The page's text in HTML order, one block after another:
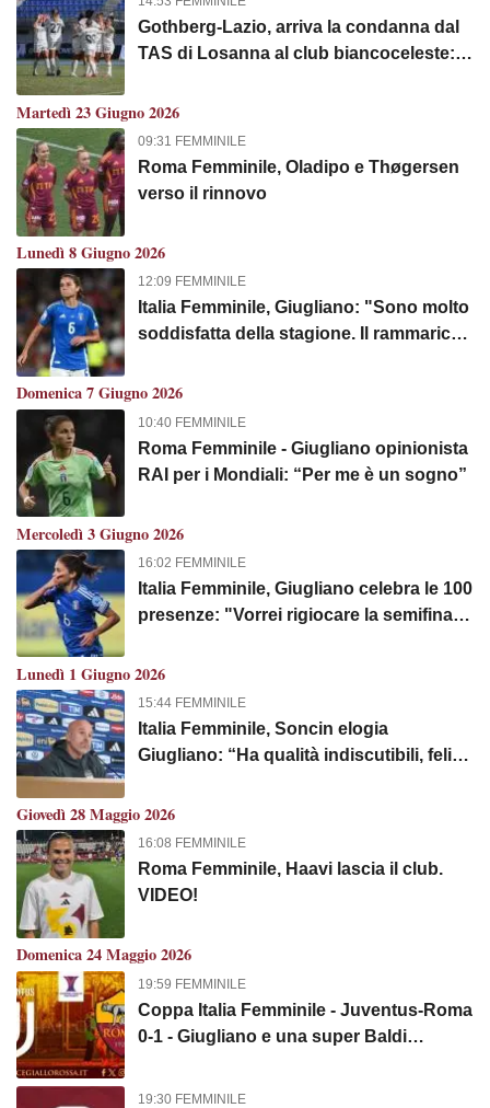
Gothberg-Lazio, arriva la condanna dal
TAS di Losanna al club biancoceleste:
Martedì 23 Giugno 2026
09:31 FEMMINILE
Roma Femminile, Oladipo e Thøgersen
verso il rinnovo
Lunedì 8 Giugno 2026
12:09 FEMMINILE
Italia Femminile, Giugliano: "Sono molto
soddisfatta della stagione. Il rammarico?
Domenica 7 Giugno 2026
10:40 FEMMINILE
Roma Femminile - Giugliano opinionista
RAI per i Mondiali: “Per me è un sogno”
Mercoledì 3 Giugno 2026
16:02 FEMMINILE
Italia Femminile, Giugliano celebra le 100
presenze: "Vorrei rigiocare la semifinale
Lunedì 1 Giugno 2026
15:44 FEMMINILE
Italia Femminile, Soncin elogia
Giugliano: “Ha qualità indiscutibili, felice
Giovedì 28 Maggio 2026
16:08 FEMMINILE
Roma Femminile, Haavi lascia il club.
VIDEO!
Domenica 24 Maggio 2026
19:59 FEMMINILE
Coppa Italia Femminile - Juventus-Roma
0-1 - Giugliano e una super Baldi
19:30 FEMMINILE